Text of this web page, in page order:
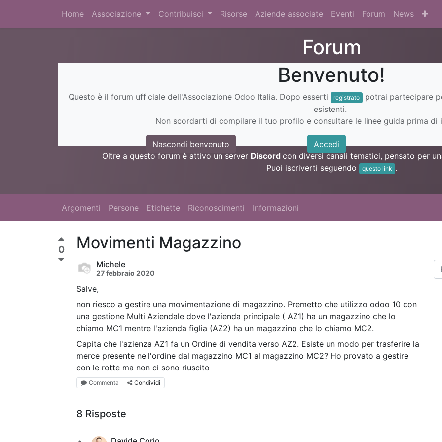
Home Associazione Contribuisci Risorse Aziende associate Eventi Forum News
Forum
Benvenuto!
Questo è il forum ufficiale dell'Associazione Odoo Italia. Dopo esserti registrato
potrai partecipare
esistenti.
Non scordarti di compilare il tuo profilo e consultare le linee guida prima di
Nascondi benvenuto Accedi
Oltre a questo forum è attivo un server Discord con diversi canali tematici, pensato per
Puoi iscriverti seguendo
questo link .
Argomenti Persone Etichette Riconoscimenti Informazioni
0 Movimenti Magazzino
Michele
27 febbraio 2020
Salve,
non riesco a gestire una movimentazione di magazzino. Premetto che utilizzo odoo 10 con
una gestione Multi Aziendale dove l'azienda principale ( AZ1) ha un magazzino che lo
chiamo MC1 mentre l'azienda figlia (AZ2) ha un magazzino che lo chiamo MC2.
Capita che l'azienza AZ1 fa un Ordine di vendita verso AZ2. Esiste un modo per trasferire la
merce presente nell'ordine dal magazzino MC1 al magazzino MC2? Ho provato a gestire
con le rotte ma non ci sono riuscito
Commenta Condividi
8 Risposte